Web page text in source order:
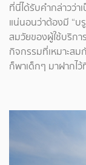
ที่นี่ได้รับคำกล่าวว่า
แน่นอนว่าต้องมี “บ
สมวัยของผู้ใช้บริกา
กิจกรรมที่เหมาะส
ก็พาเด็กๆ มาฝากไว้